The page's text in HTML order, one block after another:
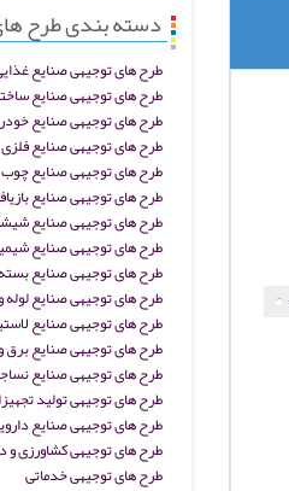
دسته بندی طرح
طرح های توجیهی صنایع
طرح های توجیهی صنایع
طرح های توجیهی صنایع
طرح های توجیهی صنایع فلزی
طرح های توجیهی صنایع
طرح های توجیهی صنایع
طرح های توجیهی صنایع
طرح های توجیهی صنایع
طرح های توجیهی صنایع
طرح های توجیهی صنایع لوله
طرح های توجیهی صنایع
طرح های توجیهی صنایع برق
طرح های توجیهی صنایع
طرح های توجیهی تولید
طرح های توجیهی صنایع
طرح های توجیهی کشاورزی و
طرح های توجیهی خدماتی